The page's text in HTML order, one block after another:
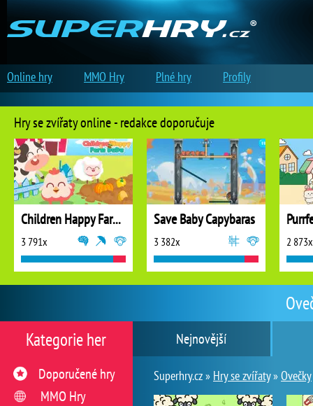
Nejnovější
Superhry.cz » Hry se zvířaty»Ovečky
Kategorie her
Doporučené hry
MMO Hry
Hry se zvířaty online - redakce doporučuje
Children Happy Farm DuDu
3 791x
Save Baby Capybaras
3 382x 2 873x
Online hry MMO Hry Plné hry Profily